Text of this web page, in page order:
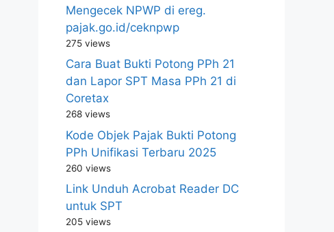
Mengecek NPWP di ereg.
pajak.go.id/ceknpwp
275 views
Cara Buat Bukti Potong PPh 21
dan Lapor SPT Masa PPh 21 di
Coretax
268 views
Kode Objek Pajak Bukti Potong
PPh Unifikasi Terbaru 2025
260 views
Link Unduh Acrobat Reader DC
untuk SPT
205 views